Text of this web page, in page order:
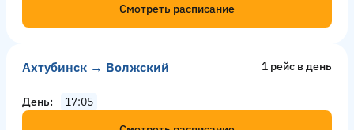
Смотреть расписание
Ахтубинск → Волжский 1 рейс в день
День
17:05